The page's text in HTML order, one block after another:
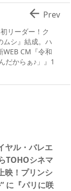
リーダー！ク
ムシ』結成。ハ
WEB CM『令和
だからぁ♪」』1
 Prev
ヤル・バレエ
TOHOシネマ
映！プリンシ
に『パリに咲